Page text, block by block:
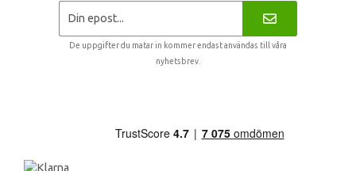
De uppgifter du matar in kommer endast användas till våra
nyhetsbrev.